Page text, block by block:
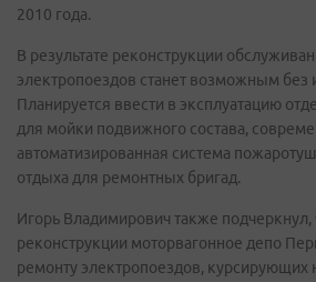
2010 года.
В результате реконструкции
электропоездов станет возможным без
Планируется ввести в эксплуатацию
для мойки подвижного состава,
автоматизированная система
отдыха для ремонтных бригад.
Игорь Владимирович также
реконструкции моторвагонное депо
ремонту электропоездов, курсирующих